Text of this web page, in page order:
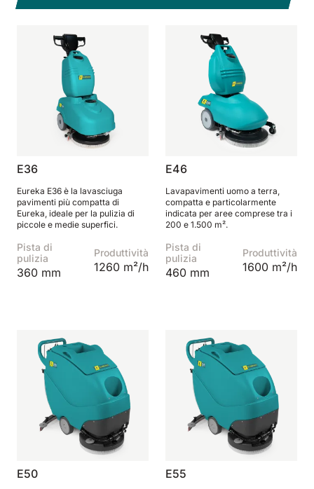
E55
2200 m²/h
E51
530 mm 2280 m²/h
E61
2625 m²/h
E71
3195 m²/h
Lavapavimenti uomo a bordo
Mostra tutte
650 mm 3900 m²/h
Rider 1201
1200 mm 10200 m²/h
Rider Lift
Xtrema
1400 mm 12600 m²/h
Bull 200
2100 mm 29400 m²/h
E36
Eureka E36 è la lavasciuga
pavimenti più compatta di
Eureka, ideale per la pulizia di
piccole e medie superfici.
Pista di
pulizia
360 mm
Produttività
1260 m²/h
E46
Lavapavimenti uomo a terra,
compatta e particolarmente
indicata per aree comprese tra i
200 e 1.500 m².
Pista di
pulizia
460 mm
Produttività
1600 m²/h
E50 E55